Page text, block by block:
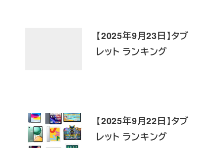
【2025年9月23日】タブ
レット ランキング
【2025年9月22日】タブ
レット ランキング